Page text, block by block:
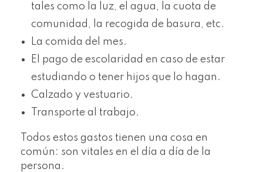
tales como la luz, el agua, la cuota de
comunidad, la recogida de basura, etc.
La comida del mes.
El pago de escolaridad en caso de estar
estudiando o tener hijos que lo hagan.
Calzado y vestuario.
Transporte al trabajo.
Todos estos gastos tienen una cosa en
común: son vitales en el día a día de la
persona.